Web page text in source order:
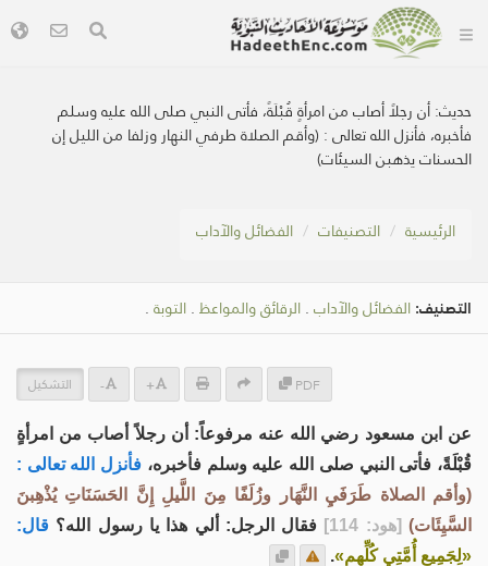
حديث:أن رجلاً أصاب من امرأةٍ قُبْلَةً، فأتى النبي صلى الله عليه وسلم
فأخبره، فأنزل الله تعالى : (وأقم الصلاة طرفي النهار وزلفا من الليل إن
الحسنات يذهبن السيئات)
الرئيسية التصنيفات الفضائل والآداب
التصنيف: الفضائل والآداب . الرقائق والمواعظ . التوبة .
PDF
+
- التشكيل
عن ابن مسعود رضي الله عنه مرفوعاً: أن رجلاً أصاب من امرأةٍ
قُبْلَةً، فأتى النبي صلى الله عليه وسلم فأخبره، فأنزل الله تعالى :
(وأقم الصلاة طَرَفَيِ النَّهَار وزُلَفًا مِنَ اللَّيلِ إِنَّ الحَسَنَاتِ يُذْهِبنَ
السَّيِئَات) [هود: 114] فقال الرجل: ألي هذا يا رسول الله؟ قال:
«لِجَمِيعِ أُمَّتِي كُلِّهِم».